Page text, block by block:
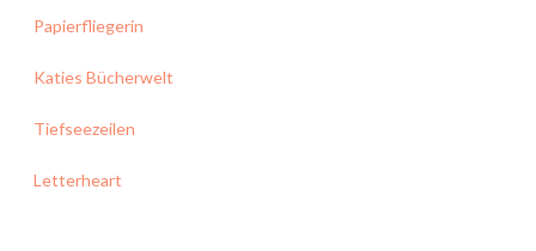
Papierfliegerin
Katies Bücherwelt
Tiefseezeilen
Letterheart